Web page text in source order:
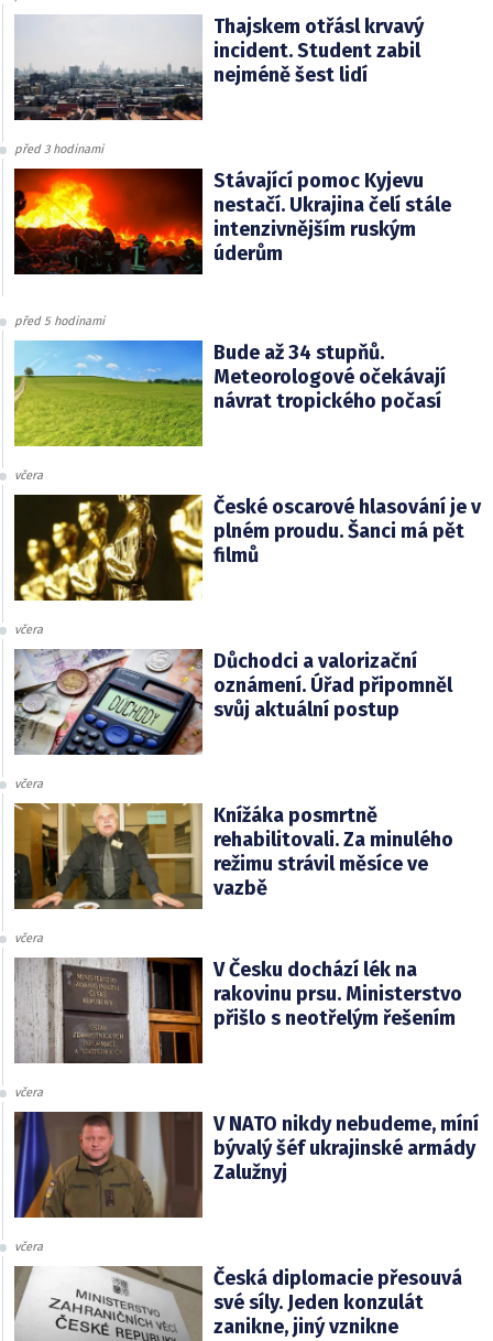
Thajskem otřásl krvavý
incident. Student zabil
nejméně šest lidí
před 3 hodinami
Stávající pomoc Kyjevu
nestačí. Ukrajina čelí stále
intenzivnějším ruským
úderům
před 5 hodinami
Bude až 34 stupňů.
Meteorologové očekávají
návrat tropického počasí
včera
České oscarové hlasování je v
plném proudu. Šanci má pět
filmů
včera
Důchodci a valorizační
oznámení. Úřad připomněl
svůj aktuální postup
včera
Knížáka posmrtně
rehabilitovali. Za minulého
režimu strávil měsíce ve
vazbě
včera
V Česku dochází lék na
rakovinu prsu. Ministerstvo
přišlo s neotřelým řešením
včera
V NATO nikdy nebudeme, míní
bývalý šéf ukrajinské armády
Zalužnyj
včera
Česká diplomacie přesouvá
své síly. Jeden konzulát
zanikne, jiný vznikne